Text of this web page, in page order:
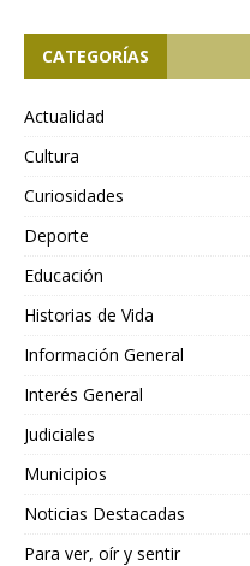
CATEGORÍAS
Actualidad
Cultura
Curiosidades
Deporte
Educación
Historias de Vida
Información General
Interés General
Judiciales
Municipios
Noticias Destacadas
Para ver, oír y sentir